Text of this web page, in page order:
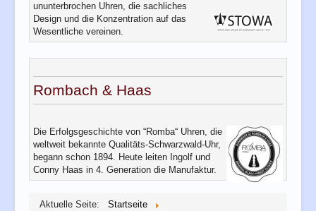
ununterbrochen Uhren, die sachliches
Design und die Konzentration auf das
Wesentliche vereinen.
Rombach & Haas
Die Erfolgsgeschichte von “Romba“ Uhren, die
weltweit bekannte Qualitäts-Schwarzwald-Uhr,
begann schon 1894. Heute leiten Ingolf und
Conny Haas in 4. Generation die Manufaktur.
Aktuelle Seite:
Startseite